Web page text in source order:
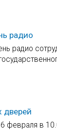
радио
радио
дверей
февраля в